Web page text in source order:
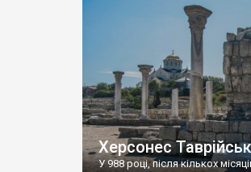
візантійської доби. Раритети
культурної спадщини ЮНЕСКО
Офіційно – на виставку
влада в Україні вважають це
Херсонес
У 988 році, після кількох